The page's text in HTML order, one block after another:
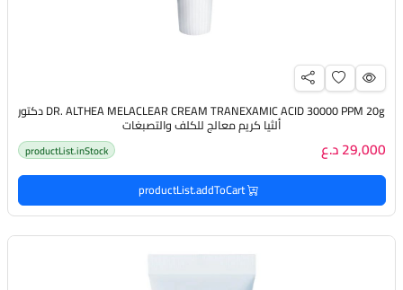
DR. ALTHEA MELACLEAR CREAM TRANEXAMIC ACID 30000 PPM 20g دكتور
ألثيا كريم معالج للكلف والتصبغات
29,000 د.ع productList.inStock
productList.addToCart